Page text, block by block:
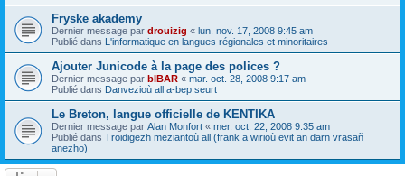
Fryske akademy
Dernier message par drouizig « lun. nov. 17, 2008 9:45 am
Publié dans L'informatique en langues régionales et minoritaires
Ajouter Junicode à la page des polices ?
Dernier message par bIBAR « mar. oct. 28, 2008 9:17 am
Publié dans Danvezioù all a-bep seurt
Le Breton, langue officielle de KENTIKA
Dernier message par Alan Monfort « mer. oct. 22, 2008 9:35 am
Publié dans Troidigezh meziantoù all (frank a wirioù evit an darn vrasañ
anezho)